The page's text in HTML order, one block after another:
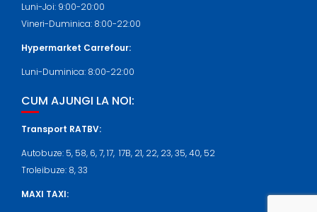
Luni-Joi: 9:00-20:00
Vineri-Duminica: 8:00-22:00
Hypermarket Carrefour:
Luni-Duminica: 8:00-22:00
CUM AJUNGI LA NOI:
Transport RATBV:
Autobuze: 5, 58, 6, 7, 17, 17B, 21, 22, 23, 35, 40, 52
Troleibuze: 8, 33
MAXI TAXI: